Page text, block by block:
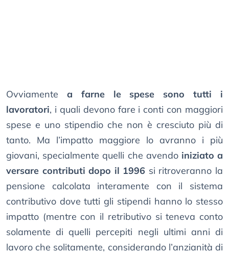
Ovviamente a farne le spese sono tutti i
lavoratori, i quali devono fare i conti con maggiori
spese e uno stipendio che non è cresciuto più di
tanto. Ma l’impatto maggiore lo avranno i più
giovani, specialmente quelli che avendo iniziato a
versare contributi dopo il 1996 si ritroveranno la
pensione calcolata interamente con il sistema
contributivo dove tutti gli stipendi hanno lo stesso
impatto (mentre con il retributivo si teneva conto
solamente di quelli percepiti negli ultimi anni di
lavoro che solitamente, considerando l’anzianità di